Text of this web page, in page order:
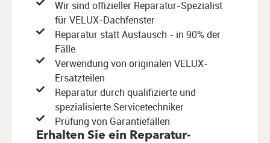
Wir sind offizieller Reparatur-Spezialist
für VELUX-Dachfenster
Reparatur statt Austausch - in 90% der
Fälle
Verwendung von originalen VELUX-
Ersatzteilen
Reparatur durch qualifizierte und
spezialisierte Servicetechniker
Prüfung von Garantiefällen
Erhalten Sie ein Reparatur-